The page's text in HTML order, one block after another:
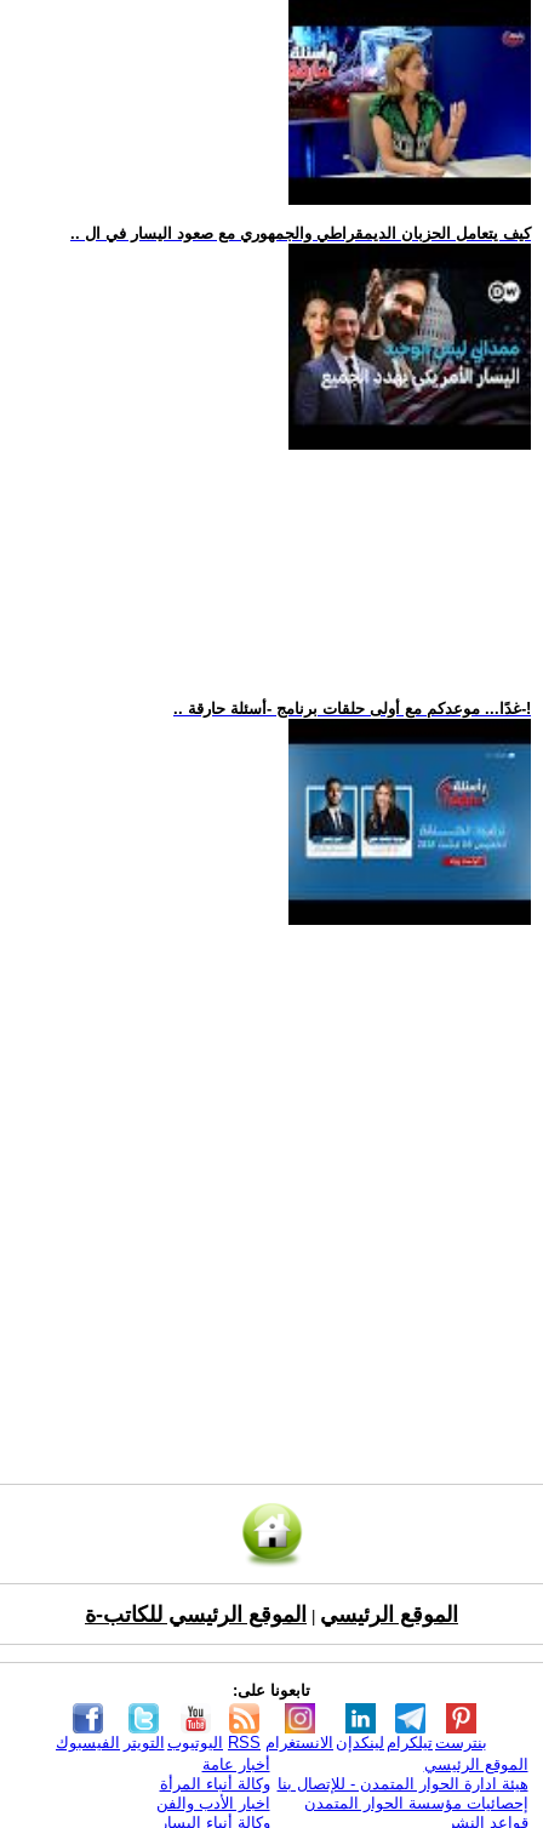
.. كيف يتعامل الحزبان الديمقراطي والجمهوري مع صعود اليسار في ال
.. غدًا... موعدكم مع أولى حلقات برنامج -أسئلة حارقة-!
الموقع الرئيسي الموقع الرئيسي للكاتب-ة
تابعونا على:
الفيسبوك التويتر اليوتيوب RSS الانستغرام لينكدإن تيلكرامبنترست
الموقع الرئيسي
هيئة ادارة الحوار المتمدن - للإتصال بنا
إحصائيات مؤسسة الحوار المتمدن
قواعد النشر
أخبار عامة
وكالة أنباء المرأة
اخبار الأدب والفن
وكالة أنباء اليسار